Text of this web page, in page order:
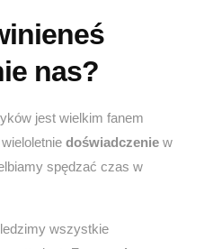
nas?
jest wielkim fanem
doświadczenie w
spędzać czas w
wszystkie